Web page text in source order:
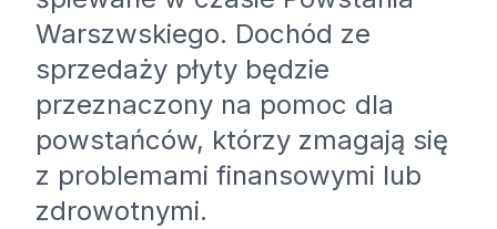
Warszwskiego. Dochód ze
sprzedaży płyty będzie
przeznaczony na pomoc dla
powstańców, którzy zmagają się
z problemami finansowymi lub
zdrowotnymi.